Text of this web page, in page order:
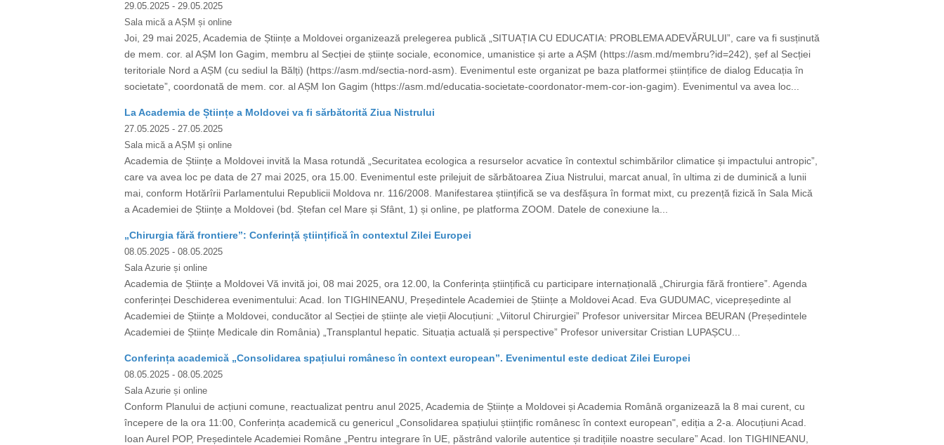
29.05.2025 - 29.05.2025
Sala mică a AȘM și online
Joi, 29 mai 2025, Academia de Științe a Moldovei organizează prelegerea publică „SITUAȚIA CU EDUCATIA: PROBLEMA ADEVĂRULUI”, care va fi susținută
de mem. cor. al AȘM Ion Gagim, membru al Secției de științe sociale, economice, umanistice și arte a AȘM (https://asm.md/membru?id=242), șef al Secției
teritoriale Nord a AȘM (cu sediul la Bălți) (https://asm.md/sectia-nord-asm). Evenimentul este organizat pe baza platformei științifice de dialog Educația în
societate”, coordonată de mem. cor. al AȘM Ion Gagim (https://asm.md/educatia-societate-coordonator-mem-cor-ion-gagim). Evenimentul va avea loc...
La Academia de Științe a Moldovei va fi sărbătorită Ziua Nistrului
27.05.2025 - 27.05.2025
Sala mică a AȘM și online
Academia de Științe a Moldovei invită la Masa rotundă „Securitatea ecologica a resurselor acvatice în contextul schimbărilor climatice și impactului antropic”,
care va avea loc pe data de 27 mai 2025, ora 15.00. Evenimentul este prilejuit de sărbătoarea Ziua Nistrului, marcat anual, în ultima zi de duminică a lunii
mai, conform Hotărîrii Parlamentului Republicii Moldova nr. 116/2008. Manifestarea științifică se va desfășura în format mixt, cu prezență fizică în Sala Mică
a Academiei de Științe a Moldovei (bd. Ștefan cel Mare și Sfânt, 1) și online, pe platforma ZOOM. Datele de conexiune la...
„Chirurgia fără frontiere”: Conferință științifică în contextul Zilei Europei
08.05.2025 - 08.05.2025
Sala Azurie și online
Academia de Științe a Moldovei Vă invită joi, 08 mai 2025, ora 12.00, la Conferința științifică cu participare internațională „Chirurgia fără frontiere”. Agenda
conferinței Deschiderea evenimentului: Acad. Ion TIGHINEANU, Președintele Academiei de Științe a Moldovei Acad. Eva GUDUMAC, vicepreședinte al
Academiei de Științe a Moldovei, conducător al Secției de științe ale vieții Alocuțiuni: „Viitorul Chirurgiei” Profesor universitar Mircea BEURAN (Președintele
Academiei de Științe Medicale din România) „Transplantul hepatic. Situația actuală și perspective” Profesor universitar Cristian LUPAȘCU...
Conferința academică „Consolidarea spațiului românesc în context european”. Evenimentul este dedicat Zilei Europei
08.05.2025 - 08.05.2025
Sala Azurie și online
Conform Planului de acțiuni comune, reactualizat pentru anul 2025, Academia de Științe a Moldovei și Academia Română organizează la 8 mai curent, cu
începere de la ora 11:00, Conferința academică cu genericul „Consolidarea spațiului științific românesc în context european", ediția a 2-a. Alocuțiuni Acad.
Ioan Aurel POP, Președintele Academiei Române „Pentru integrare în UE, păstrând valorile autentice și tradițiile noastre seculare” Acad. Ion TIGHINEANU,